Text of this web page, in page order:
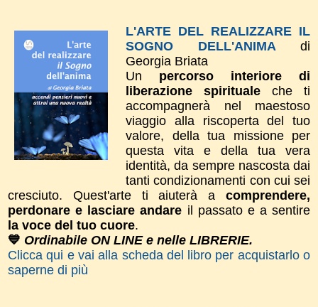
L'ARTE DEL REALIZZARE IL
SOGNO DELL'ANIMA
di
Georgia Briata
Un percorso interiore di
liberazione spirituale che ti
accompagnerà nel maestoso
viaggio alla riscoperta del tuo
valore, della tua missione per
questa vita e della tua vera
identità, da sempre nascosta dai
tanti condizionamenti con cui sei
cresciuto. Quest'arte ti aiuterà a comprendere,
perdonare e lasciare andare il passato e a sentire
la voce del tuo cuore.
💙 Ordinabile ON LINE e nelle LIBRERIE.
Clicca qui e vai alla scheda del libro per acquistarlo o
saperne di più